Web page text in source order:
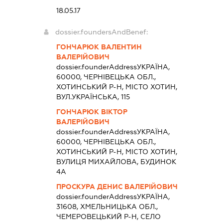
18.05.17
dossier.foundersAndBenef:
ГОНЧАРЮК ВАЛЕНТИН
ВАЛЕРІЙОВИЧ
dossier.founderAddressУКРАЇНА,
60000, ЧЕРНІВЕЦЬКА ОБЛ.,
ХОТИНСЬКИЙ Р-Н, МІСТО ХОТИН,
ВУЛ.УКРАЇНСЬКА, 115
ГОНЧАРЮК ВІКТОР
ВАЛЕРІЙОВИЧ
dossier.founderAddressУКРАЇНА,
60000, ЧЕРНІВЕЦЬКА ОБЛ.,
ХОТИНСЬКИЙ Р-Н, МІСТО ХОТИН,
ВУЛИЦЯ МИХАЙЛОВА, БУДИНОК
4А
ПРОСКУРА ДЕНИС ВАЛЕРІЙОВИЧ
dossier.founderAddressУКРАЇНА,
31608, ХМЕЛЬНИЦЬКА ОБЛ.,
ЧЕМЕРОВЕЦЬКИЙ Р-Н, СЕЛО